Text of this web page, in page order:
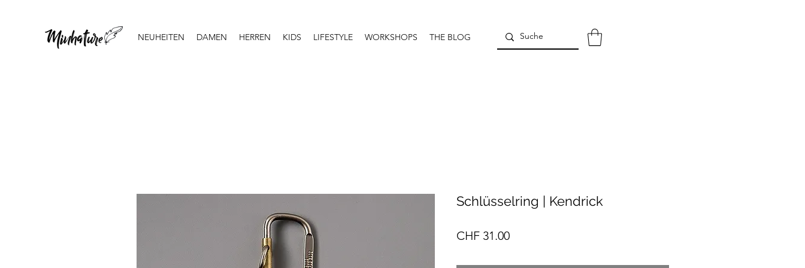
NEUHEITEN DAMEN HERREN KIDS LIFESTYLE WORKSHOPS THE BLOG
Schlüsselring | Kendrick
CHF 31.00Preis